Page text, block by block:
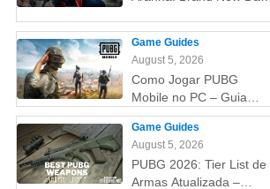
que você precisa saber!
Game Guides
August 5, 2026
Como Jogar PUBG
Mobile no PC – Guia
Passo a Passo com
Emulador (Atualizado
2026)
Game Guides
August 5, 2026
PUBG 2026: Tier List de
Armas Atualizada –